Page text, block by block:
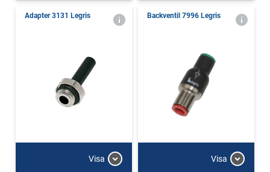
Adapter 3131 Legris
Visa
Backventil 7996 Legris
Visa